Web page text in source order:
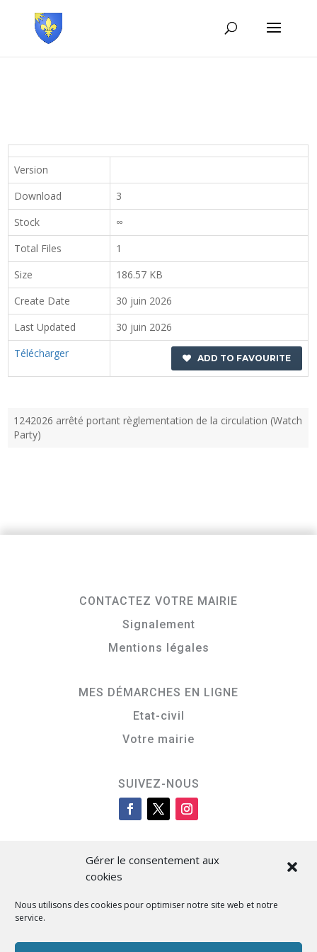
Gérer le consentement aux
cookies
Nous utilisons des cookies pour optimiser notre site web et notre
service.
Version
Download
3
Stock
∞
Total Files
1
Size
186.57 KB
Create Date
30 juin 2026
Last Updated
30 juin 2026
Télécharger
ADD TO FAVOURITE
1242026 arrêté portant règlementation de la circulation (Watch
Party)
CONTACTEZ VOTRE MAIRIE
Signalement
Mentions légales
MES DÉMARCHES EN LIGNE
Etat-civil
Votre mairie
SUIVEZ-NOUS
Cità di L’Isula